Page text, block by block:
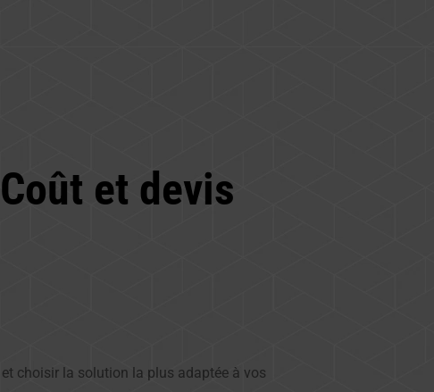
et devis
choisir la solution la plus adaptée à vos